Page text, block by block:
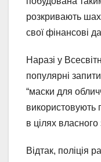
розкривають
свої фінансові
Наразі у
популярні запити
“маски для
використовують
в цілях
Відтак, поліція